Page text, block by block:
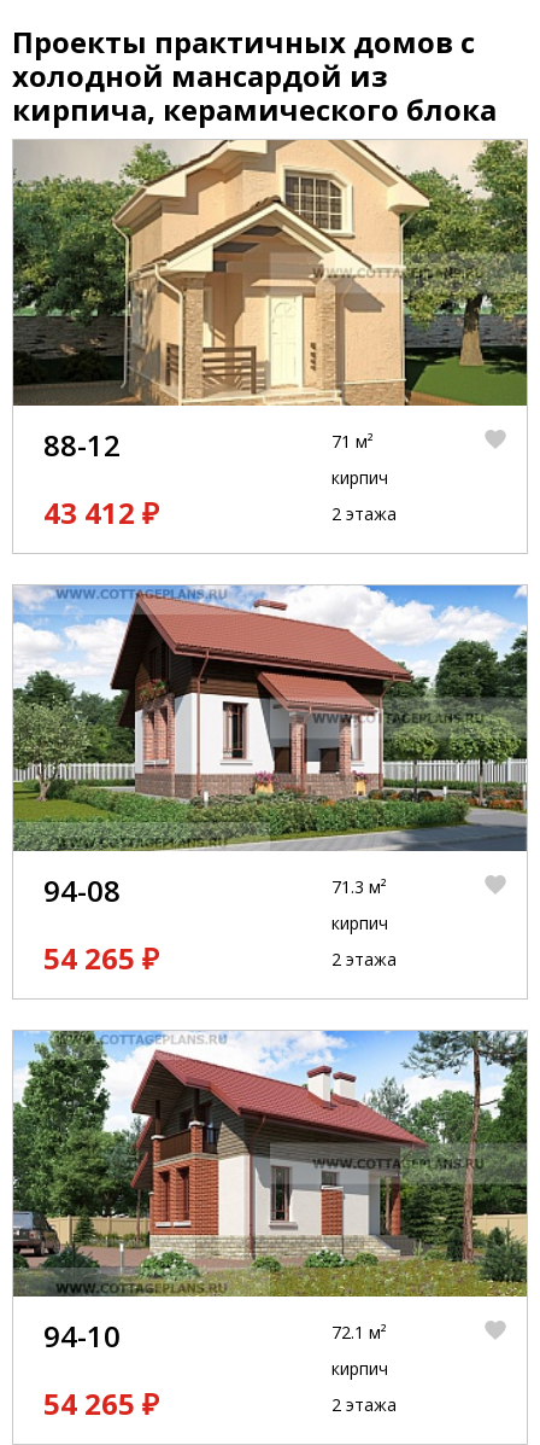
Проекты практичных домов с
холодной мансардой из
кирпича, керамического блока
88-12
43 412 ₽
71 м²
кирпич
2 этажа
94-08
54 265 ₽
71.3 м²
кирпич
2 этажа
94-10
54 265 ₽
72.1 м²
кирпич
2 этажа